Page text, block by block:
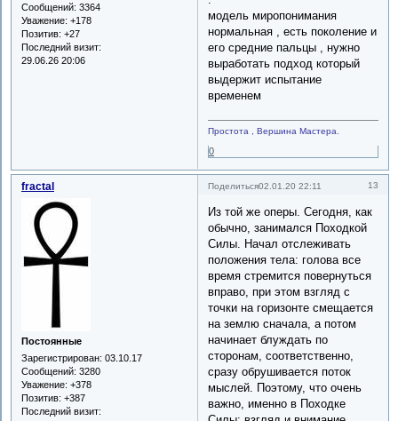
Сообщений: 3364
Уважение: +178
Позитив: +27
Последний визит:
29.06.26 20:06
модель миропонимания
нормальная , есть поколение и
его средние пальцы , нужно
выработать подход который
выдержит испытание
временем
Простота , Вершина Мастера.
0
Поделиться 13
02.01.20 22:11
fractal
Постоянные
Зарегистрирован: 03.10.17
Сообщений: 3280
Уважение: +378
Позитив: +387
Последний визит:
Из той же оперы. Сегодня, как
обычно, занимался Походкой
Силы. Начал отслеживать
положения тела: голова все
время стремится повернуться
вправо, при этом взгляд с
точки на горизонте смещается
на землю сначала, а потом
начинает блуждать по
сторонам, соответственно,
сразу обрушивается поток
мыслей. Поэтому, что очень
важно, именно в Походке